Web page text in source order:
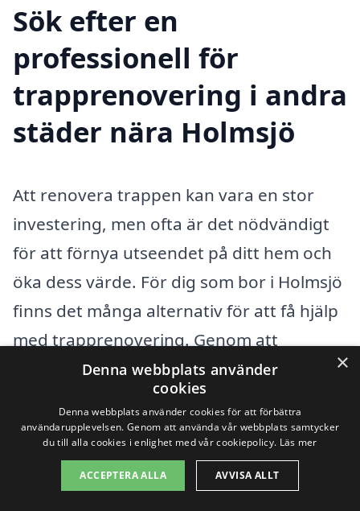
Sök efter en
professionell för
trapprenovering i andra
städer nära Holmsjö
Att renovera trappen kan vara en stor
investering, men ofta är det nödvändigt
för att förnya utseendet på ditt hem och
öka dess värde. För dig som bor i Holmsjö
finns det många alternativ för att få hjälp
med trapprenovering. Genom att
använda en plattform som
trapprenovering-pris.se kan du enkelt
hitta professionella företag som erbjuder
trapprenovering i Holmsjö och de
närliggande områdena.
×
Denna webbplats använder
cookies
Denna webbplats använder cookies för att förbättra
användarupplevelsen. Genom att använda vår webbplats samtycker
du till alla cookies i enlighet med vår cookiepolicy. Läs mer
ACCEPTERA ALLA AVVISA ALLT